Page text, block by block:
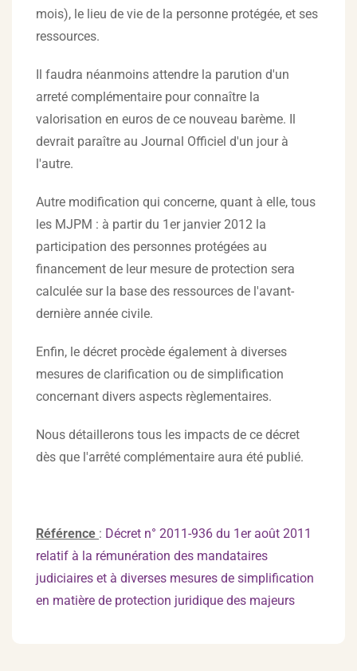
mois), le lieu de vie de la personne protégée, et ses
ressources.
Il faudra néanmoins attendre la parution d'un
arreté complémentaire pour connaître la
valorisation en euros de ce nouveau barème. Il
devrait paraître au Journal Officiel d'un jour à
l'autre.
Autre modification qui concerne, quant à elle, tous
les MJPM : à partir du 1er janvier 2012 la
participation des personnes protégées au
financement de leur mesure de protection sera
calculée sur la base des ressources de l'avant-
dernière année civile.
Enfin, le décret procède également à diverses
mesures de clarification ou de simplification
concernant divers aspects règlementaires.
Nous détaillerons tous les impacts de ce décret
dès que l'arrêté complémentaire aura été publié.
Référence : Décret n° 2011-936 du 1er août 2011
relatif à la rémunération des mandataires
judiciaires et à diverses mesures de simplification
en matière de protection juridique des majeurs